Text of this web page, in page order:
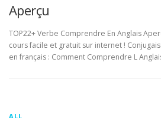
Aperçu
TOP22+ Verbe Comprendre En Anglais
cours facile et gratuit sur internet !
en français : Comment Comprendre L
ALL